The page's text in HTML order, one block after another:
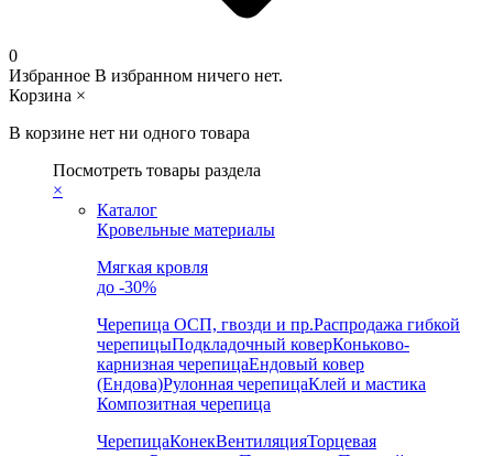
0
Избранное В избранном ничего нет.
Корзина ×
В корзине нет ни одного товара
Посмотреть товары раздела
×
Каталог
Кровельные материалы
Мягкая кровля
до -30%
Черепица ОСП, гвозди и пр.Распродажа гибкой
черепицыПодкладочный коверКоньково-
карнизная черепицаЕндовый ковер
(Ендова)Рулонная черепицаКлей и мастика
Композитная черепица
ЧерепицаКонекВентиляцияТорцевая